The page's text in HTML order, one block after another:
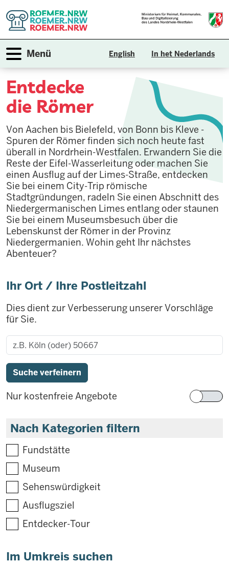
zum
Inhalt
Navigation aktivieren/deaktivieren
Menü English In het Nederlands
Entdecke
die Römer
Von Aachen bis Bielefeld, von Bonn bis Kleve -
Spuren der Römer finden sich noch heute fast
überall in Nordrhein-Westfalen. Erwandern Sie die
Reste der Eifel-Wasserleitung oder machen Sie
einen Ausflug auf der Limes-Straße, entdecken
Sie bei einem City-Trip römische
Stadtgründungen, radeln Sie einen Abschnitt des
Niedergermanischen Limes entlang oder staunen
Sie bei einem Museumsbesuch über die
Lebenskunst der Römer in der Provinz
Niedergermanien. Wohin geht Ihr nächstes
Abenteuer?
Ihr Ort / Ihre Postleitzahl
Dies dient zur Verbesserung unserer Vorschläge
für Sie.
Nur kostenfreie Angebote
Nach Kategorien filtern
Fundstätte
Museum
Sehenswürdigkeit
Ausflugsziel
Entdecker-Tour
Im Umkreis suchen